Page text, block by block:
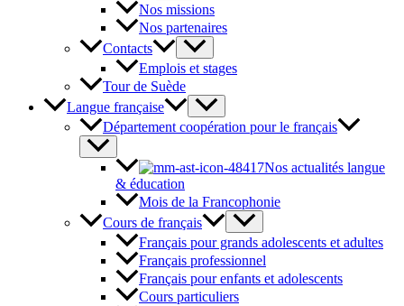
Nos missions
Nos partenaires
Contacts
Emplois et stages
Tour de Suède
Langue française
Département coopération pour le français
Nos actualités langue
& éducation
Mois de la Francophonie
Cours de français
Français pour grands adolescents et adultes
Français professionnel
Français pour enfants et adolescents
Cours particuliers